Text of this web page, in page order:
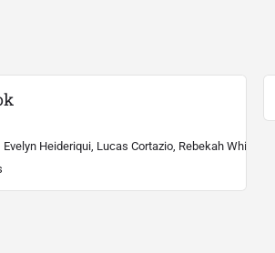
Heideriqui, Lucas Cortazio, Rebekah White